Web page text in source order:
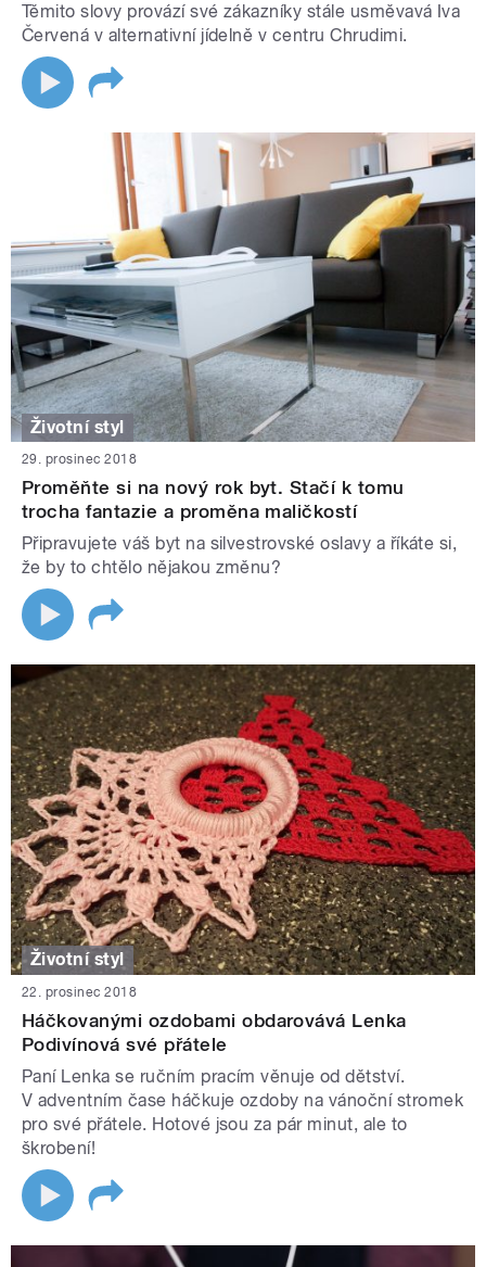
Těmito slovy provází své zákazníky stále usměvavá Iva
Červená v alternativní jídelně v centru Chrudimi.
Životní styl
29. prosinec 2018
Proměňte si na nový rok byt. Stačí k tomu
trocha fantazie a proměna maličkostí
Připravujete váš byt na silvestrovské oslavy a říkáte si,
že by to chtělo nějakou změnu?
Životní styl
22. prosinec 2018
Háčkovanými ozdobami obdarovává Lenka
Podivínová své přátele
Paní Lenka se ručním pracím věnuje od dětství.
V adventním čase háčkuje ozdoby na vánoční stromek
pro své přátele. Hotové jsou za pár minut, ale to
škrobení!